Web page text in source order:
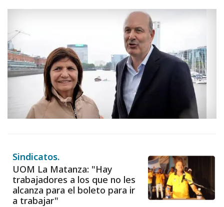
Sindicatos.
UOM La Matanza: "Hay
trabajadores a los que no les
alcanza para el boleto para ir
a trabajar"